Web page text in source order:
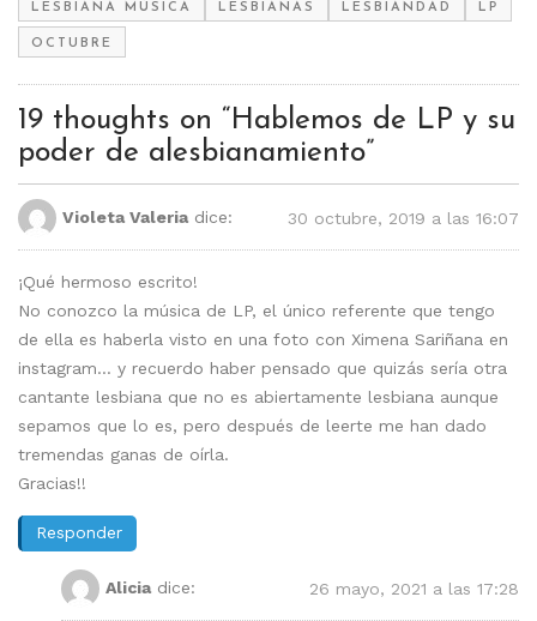
LESBIANA MÚSICA LESBIANAS LESBIANDAD LP
OCTUBRE
19 thoughts on “Hablemos de LP y su
poder de alesbianamiento”
Violeta Valeria dice: 30 octubre, 2019 a las 16:07
¡Qué hermoso escrito!
No conozco la música de LP, el único referente que tengo
de ella es haberla visto en una foto con Ximena Sariñana en
instagram… y recuerdo haber pensado que quizás sería otra
cantante lesbiana que no es abiertamente lesbiana aunque
sepamos que lo es, pero después de leerte me han dado
tremendas ganas de oírla.
Gracias!!
Responder
Alicia dice: 26 mayo, 2021 a las 17:28